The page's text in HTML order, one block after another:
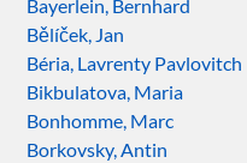
Bayerlein, Bernhard
Bělíček, Jan
Béria, Lavrenty Pavlovitch
Bikbulatova, Maria
Bonhomme, Marc
Borkovsky, Antin